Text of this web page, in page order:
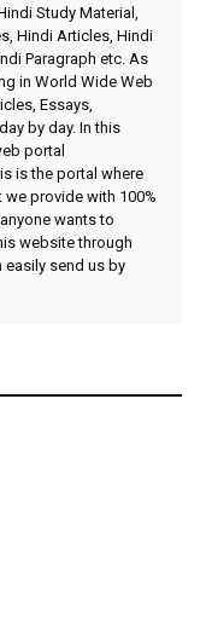
Study Material,
Hindi Articles, Hindi
Paragraph etc. As
in World Wide Web
Essays,
by day. In this
portal
is the portal where
provide with 100%
wants to
website through
easily send us by